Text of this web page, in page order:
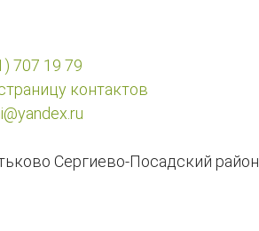
707 19 79
контактов
Сергиево-Посадский район